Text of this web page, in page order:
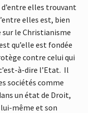
elles trouvant
elles est, bien
le Christianisme
qu’elle est fondée
contre celui qui
à-dire l’Etat. Il
sociétés comme
un état de Droit,
même et son